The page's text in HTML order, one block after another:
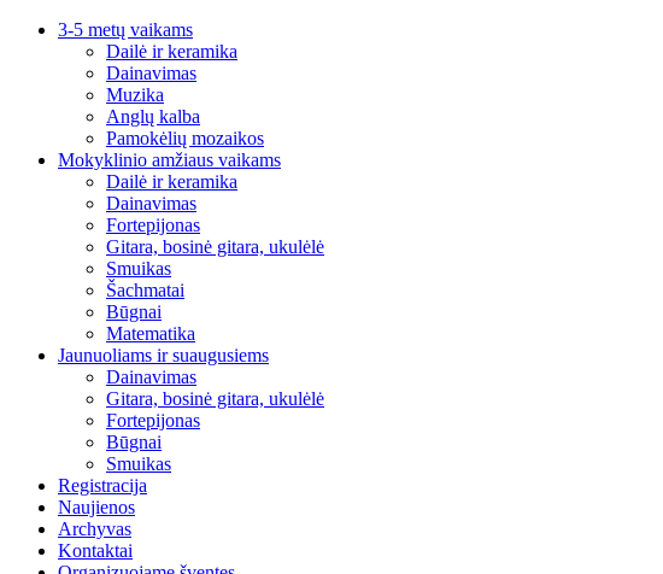
3-5 metų vaikams
Dailė ir keramika
Dainavimas
Muzika
Anglų kalba
Pamokėlių mozaikos
Mokyklinio amžiaus vaikams
Dailė ir keramika
Dainavimas
Fortepijonas
Gitara, bosinė gitara, ukulėlė
Smuikas
Šachmatai
Būgnai
Matematika
Jaunuoliams ir suaugusiems
Dainavimas
Gitara, bosinė gitara, ukulėlė
Fortepijonas
Būgnai
Smuikas
Registracija
Naujienos
Archyvas
Kontaktai